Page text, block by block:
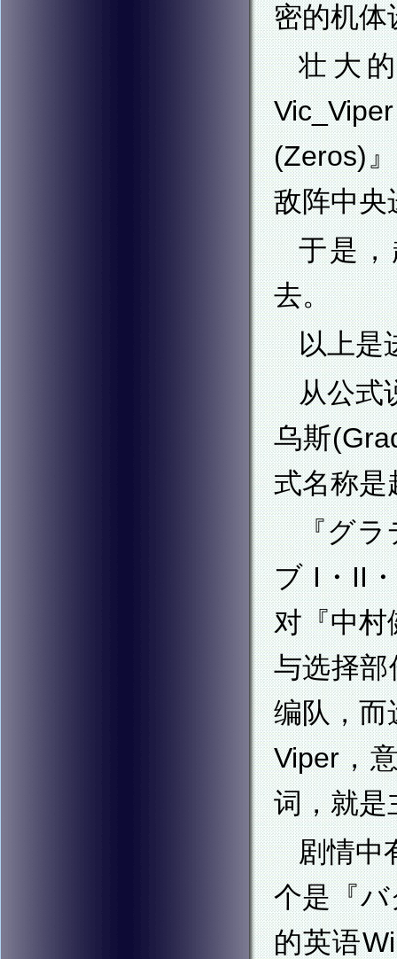
密的机体
壮大
(Zeros)
敌阵中央
于是
去。
以上是
从公式
乌斯
式名称是
『グラ
ブ I・II
对『中村
与选择部
编队，而
Viper，
词，就是
剧情中
个是『
的英语